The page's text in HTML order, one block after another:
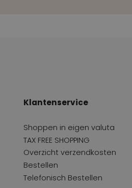
Klantenservice
Shoppen in eigen valuta
TAX FREE SHOPPING
Overzicht verzendkosten
Bestellen
Telefonisch Bestellen